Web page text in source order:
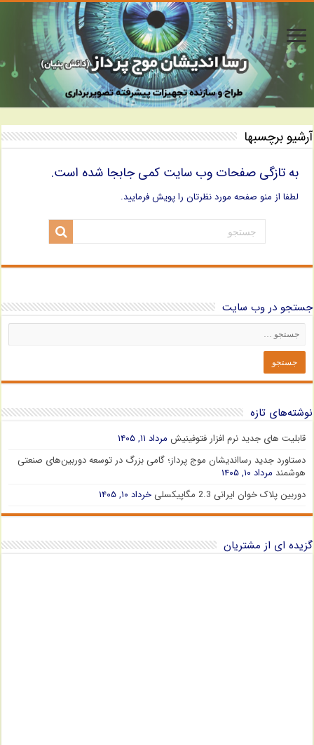
آرشیو برچسبها
به تازگی صفحات وب سایت کمی جابجا شده است.
لطفا از منو صفحه مورد نظرتان را پویش فرمایید.
جستجو در وب سایت
نوشته‌های تازه
قابلیت های جدید نرم افزار فتوفینیش مرداد ۱۱, ۱۴۰۵
دستاورد جدید رسااندیشان موج پرداز؛ گامی بزرگ در توسعه دوربین‌های صنعتی
هوشمند مرداد ۱۰, ۱۴۰۵
دوربین پلاک خوان ایرانی 2.3 مگاپیکسلی
خرداد ۱۰, ۱۴۰۵
گزیده ای از مشتریان